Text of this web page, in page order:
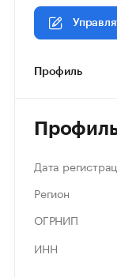
Профиль
Дата
Регион
ОГРНИП
ИНН